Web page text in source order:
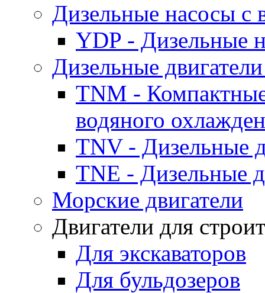
Дизельные насосы
YDP - Дизельные
Дизельные
TNM -
водяного
TNV - Дизельные
TNE - Дизельные
Морские двигатели
Двигатели для
Для экскаваторов
Для бульдозеров